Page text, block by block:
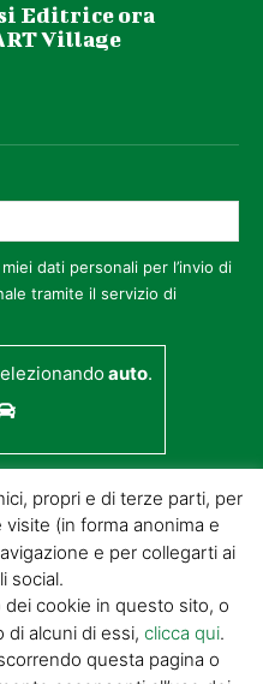
Editrice ora
Village
dati personali per l’invio di
tramite il servizio di
auto.
S.R.L. | P.IVA
14 – 51100 LOC.
propri e di terze parti, per
visite (in forma anonima e
e per collegarti ai
social.
dei cookie in questo sito, o
di alcuni di essi, clicca qui.
questa pagina o